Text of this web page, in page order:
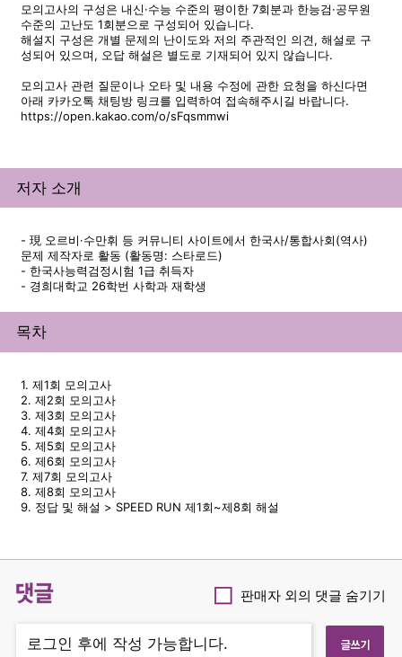
모의고사의 구성은 내신·수능 수준의 평이한 7회분과 한능검·공무원
수준의 고난도 1회분으로 구성되어 있습니다.
해설지 구성은 개별 문제의 난이도와 저의 주관적인 의견, 해설로 구
성되어 있으며, 오답 해설은 별도로 기재되어 있지 않습니다.
모의고사 관련 질문이나 오타 및 내용 수정에 관한 요청을 하신다면
아래 카카오톡 채팅방 링크를 입력하여 접속해주시길 바랍니다.
https://open.kakao.com/o/sFqsmmwi
저자 소개
- 現 오르비·수만휘 등 커뮤니티 사이트에서 한국사/통합사회(역사)
문제 제작자로 활동 (활동명: 스타로드)
- 한국사능력검정시험 1급 취득자
- 경희대학교 26학번 사학과 재학생
목차
1. 제1회 모의고사
2. 제2회 모의고사
3. 제3회 모의고사
4. 제4회 모의고사
5. 제5회 모의고사
6. 제6회 모의고사
7. 제7회 모의고사
8. 제8회 모의고사
9. 정답 및 해설 > SPEED RUN 제1회~제8회 해설
댓글 Checkbox
판매자 외의 댓글 숨기기